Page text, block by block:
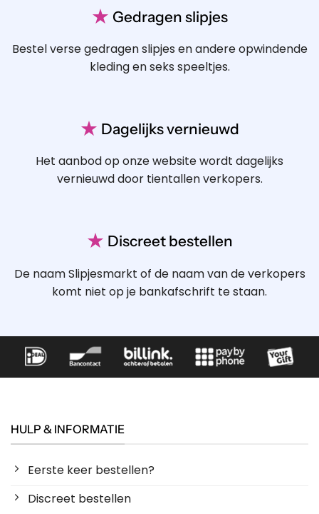
★ Gedragen slipjes
Bestel verse gedragen slipjes en andere opwindende
kleding en seks speeltjes.
★ Dagelijks vernieuwd
Het aanbod op onze website wordt dagelijks
vernieuwd door tientallen verkopers.
★ Discreet bestellen
De naam Slipjesmarkt of de naam van de verkopers
komt niet op je bankafschrift te staan.
HULP & INFORMATIE
Eerste keer bestellen?
Discreet bestellen